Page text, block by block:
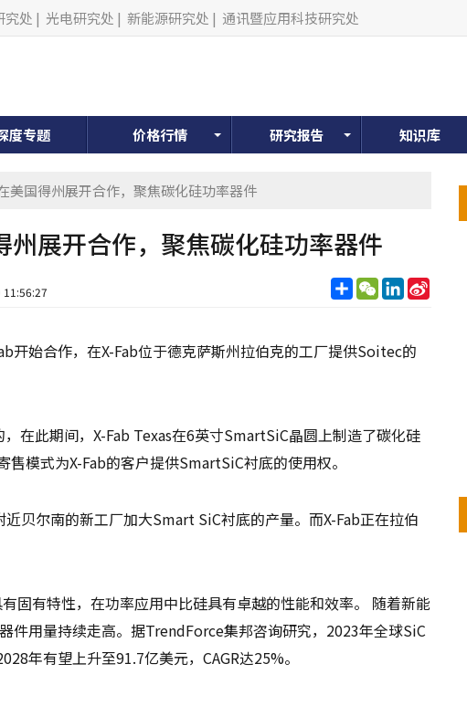
究处 | 光电研究处 | 新能源研究处 | 通讯暨应用科技研究处
度专题 价格行情 研究报告 知识库
美国得州展开合作，聚焦碳化硅功率器件
展开合作，聚焦碳化硅功率器件
分
享
WeChatLinkedIn
Sina
开始合作，在X-Fab位于德克萨斯州拉伯克的工厂提供Soitec的
在此期间，X-Fab Texas在6英寸SmartSiC晶圆上制造了碳化硅
模式为X-Fab的客户提供SmartSiC衬底的使用权。
贝尔南的新工厂加大Smart SiC衬底的产量。而X-Fab正在拉伯
固有特性，在功率应用中比硅具有卓越的性能和效率。 随着新能
件用量持续走高。据TrendForce集邦咨询研究，2023年全球SiC
年有望上升至91.7亿美元，CAGR达25%。